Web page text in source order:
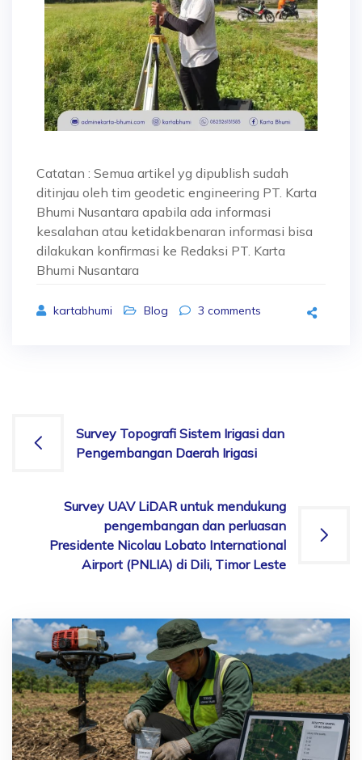
Catatan : Semua artikel yg dipublish sudah
ditinjau oleh tim geodetic engineering PT. Karta
Bhumi Nusantara apabila ada informasi
kesalahan atau ketidakbenaran informasi bisa
dilakukan konfirmasi ke Redaksi PT. Karta
Bhumi Nusantara
kartabhumi Blog 3 comments
Survey Topografi Sistem Irigasi dan
Pengembangan Daerah Irigasi
Survey UAV LiDAR untuk mendukung
pengembangan dan perluasan
Presidente Nicolau Lobato International
Airport (PNLIA) di Dili, Timor Leste